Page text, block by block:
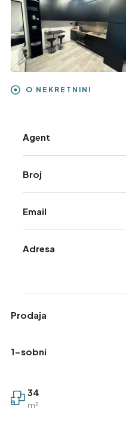
O NEKRETNINI
Agent
Broj
Email
Adresa
Prodaja
1-sobni
34
m²